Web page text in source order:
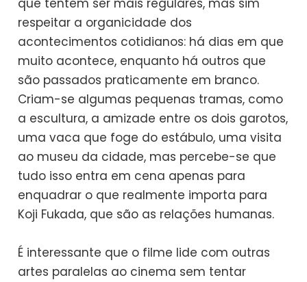
que tentem ser mais regulares, mas sim
respeitar a organicidade dos
acontecimentos cotidianos: há dias em que
muito acontece, enquanto há outros que
são passados praticamente em branco.
Criam-se algumas pequenas tramas, como
a escultura, a amizade entre os dois garotos,
uma vaca que foge do estábulo, uma visita
ao museu da cidade, mas percebe-se que
tudo isso entra em cena apenas para
enquadrar o que realmente importa para
Koji Fukada, que são as relações humanas.
É interessante que o filme lide com outras
artes paralelas ao cinema sem tentar